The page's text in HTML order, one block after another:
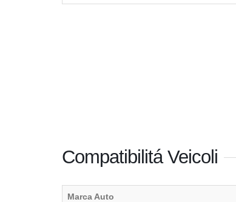
Compatibilitá Veicoli
Marca Auto